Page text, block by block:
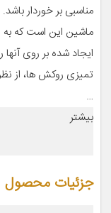
مناسبی بر خوردار
ماشین این است که به
ایجاد شده بر روی
تمیزی روکش ها، از
…
بیشتر
جزئیات محصول